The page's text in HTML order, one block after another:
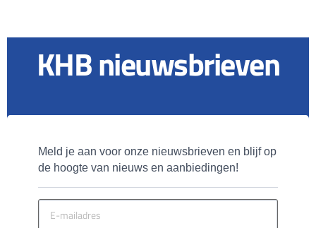
KHB nieuwsbrieven
Meld je aan voor onze nieuwsbrieven en blijf op
de hoogte van nieuws en aanbiedingen!